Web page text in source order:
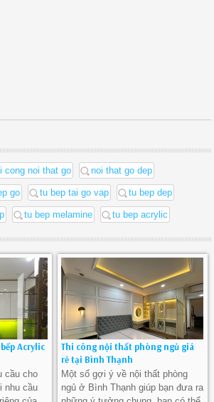
cong noi that go noi that go dep
go tu bep tai go vap tu bep dep
tu bep melamine tu bep acrylic
Acrylic
cầu cho
nhu cầu
Thi công nội thất phòng ngủ giá
rẻ tại Bình Thạnh
Một số gợi ý về nội thất phòng
ngủ ở Bình Thạnh giúp bạn đưa ra